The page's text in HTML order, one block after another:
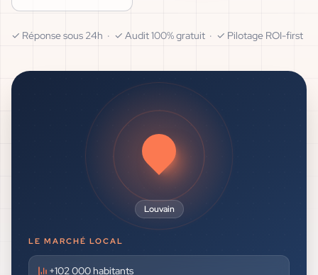
✓ Réponse sous 24h · ✓ Audit 100% gratuit · ✓ Pilotage ROI-first
Louvain
LE MARCHÉ LOCAL
+102 000 habitants